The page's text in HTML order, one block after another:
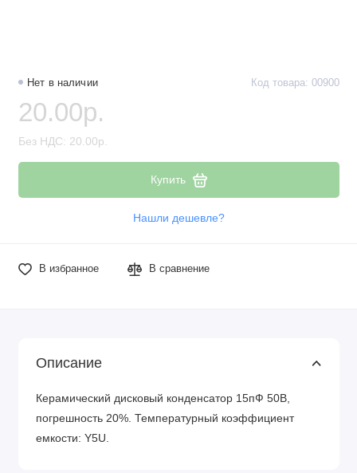
Резисторы
Реле
Стабилизаторы питания
Транзисторы
Нет в наличии Код товара: 00900
20.00р.
Без НДС: 20.00р.
Купить
Нашли дешевле?
В избранное В сравнение
Описание
Керамический дисковый конденсатор 15пФ 50В,
погрешность 20%. Температурный коэффициент
емкости: Y5U.